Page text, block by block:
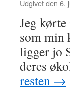
Udgivet den 6.
Jeg
som min
ligger jo
deres
resten →